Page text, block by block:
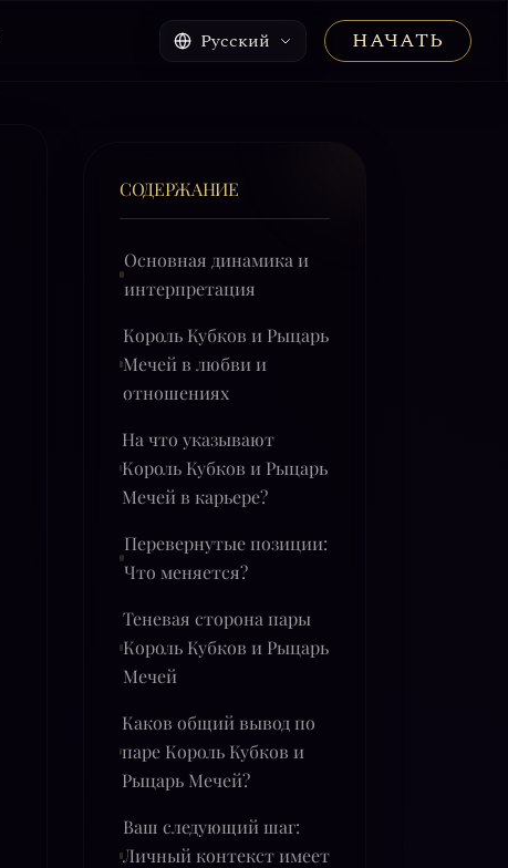
Русский НАЧАТЬ
СОДЕРЖАНИЕ
Основная динамика и
интерпретация
Король Кубков и Рыцарь
Мечей в любви и
отношениях
На что указывают
Король Кубков и Рыцарь
Мечей в карьере?
Перевернутые позиции:
Что меняется?
Теневая сторона пары
Король Кубков и Рыцарь
Мечей
Каков общий вывод по
паре Король Кубков и
Рыцарь Мечей?
Ваш следующий шаг:
Личный контекст имеет